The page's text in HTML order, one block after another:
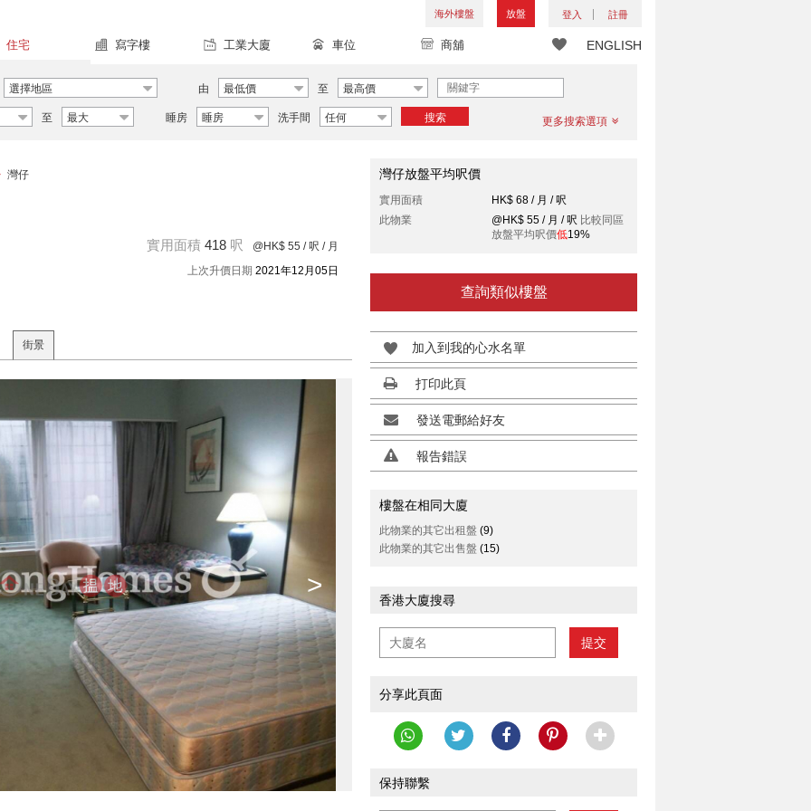
海外樓盤 放盤 登入 註冊
ENGLISH
住宅 寫字樓 工業大廈 車位 商舖
選擇地區 由 最低價 至 最高價
至 最大 睡房 睡房 洗手間 任何 搜索 更多搜索選項
灣仔
實用面積 418 呎 @HK$ 55 / 呎 / 月
上次升價日期 2021年12月05日
街景
>
灣仔放盤平均呎價
實用面積
HK$ 68 / 月 / 呎
此物業
@HK$ 55 / 月 / 呎 比較同區
放盤平均呎價低19%
查詢類似樓盤
加入到我的心水名單
打印此頁
發送電郵給好友
報告錯誤
樓盤在相同大廈
此物業的其它出租盤 (9)
此物業的其它出售盤 (15)
香港大廈搜尋
提交
分享此頁面
保持聯繫